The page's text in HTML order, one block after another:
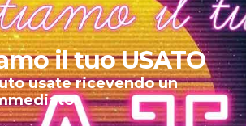
il tuo USATO
usate ricevendo un